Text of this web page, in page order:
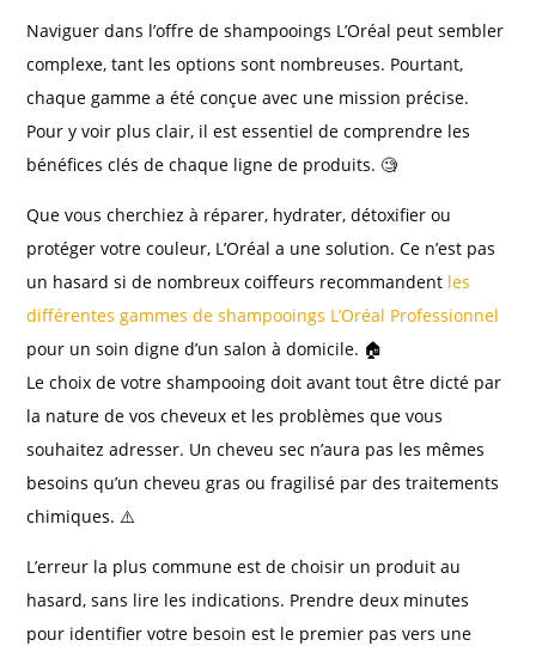
Naviguer dans l’offre de shampooings L’Oréal peut sembler
complexe, tant les options sont nombreuses. Pourtant,
chaque gamme a été conçue avec une mission précise.
Pour y voir plus clair, il est essentiel de comprendre les
bénéfices clés de chaque ligne de produits. 🧐
Que vous cherchiez à réparer, hydrater, détoxifier ou
protéger votre couleur, L’Oréal a une solution. Ce n’est pas
un hasard si de nombreux coiffeurs recommandent les
différentes gammes de shampooings L’Oréal Professionnel
pour un soin digne d’un salon à domicile. 🏠
Le choix de votre shampooing doit avant tout être dicté par
la nature de vos cheveux et les problèmes que vous
souhaitez adresser. Un cheveu sec n’aura pas les mêmes
besoins qu’un cheveu gras ou fragilisé par des traitements
chimiques. ⚠️
L’erreur la plus commune est de choisir un produit au
hasard, sans lire les indications. Prendre deux minutes
pour identifier votre besoin est le premier pas vers une